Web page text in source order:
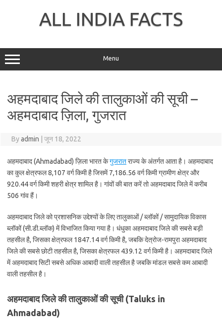
ALL INDIA FACTS
Menu
अहमदाबाद जिले की तालुकाओं की सूची –
अहमदाबाद ज़िला, गुजरात
Byadmin जून 18, 2022
अहमदाबाद (Ahmadabad) ज़िला भारत केगुजरातराज्य के अंतर्गत आता है। अहमदाबाद
का कुल क्षेत्रफल 8,107 वर्ग किमी है जिसमें 7,186.56 वर्ग किमी ग्रामीण क्षेत्र और
920.44 वर्ग किमी शहरी क्षेत्र शामिल है। गांवों की बात करें तो अहमदाबाद जिले में करीब
506 गांव हैं।
अहमदाबाद जिले को प्रशासनिक उद्देश्यों के लिए तालुकाओं / ब्लॉकों / सामुदायिक विकास
ब्लॉकों (सी.डी.ब्लॉक) में विभाजित किया गया है। धंधुका अहमदाबाद जिले की सबसे बड़ी
तहसील है, जिसका क्षेत्रफल 1847.14 वर्ग किमी है, जबकि देत्रोज-रामपुरा अहमदाबाद
जिले की सबसे छोटी तहसील है, जिसका क्षेत्रफल 439.12 वर्ग किमी है। अहमदाबाद जिले
में अहमदाबाद सिटी सबसे अधिक आबादी वाली तहसील है जबकि मांडल सबसे कम आबादी
वाली तहसील है।
अहमदाबाद जिले की तालुकाओं की सूची (Taluks in
Ahmadabad)